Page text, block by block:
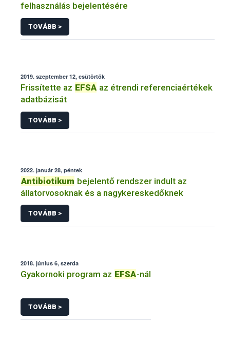
felhasználás bejelentésére
TOVÁBB >
2019. szeptember 12, csütörtök
Frissítette az EFSA az étrendi referenciaértékek
adatbázisát
TOVÁBB >
2022. január 28, péntek
Antibiotikum bejelentő rendszer indult az
állatorvosoknak és a nagykereskedőknek
TOVÁBB >
2018. június 6, szerda
Gyakornoki program az EFSA-nál
TOVÁBB >